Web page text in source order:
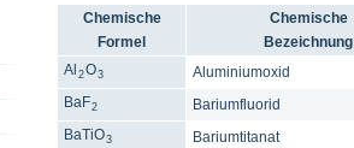
Chemische
Formel
Chemische
Bezeichnung
Al 2O3 Aluminiumoxid
BaF2 Bariumfluorid
BaTiO3 Bariumtitanat